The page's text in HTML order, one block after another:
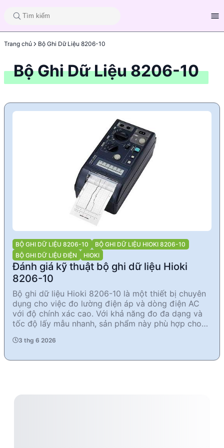
Trang chủ Bộ Ghi Dữ Liệu 8206-10
Bộ Ghi Dữ Liệu 8206-10
BỘ GHI DỮ LIỆU 8206-10
BỘ GHI DỮ LIỆU HIOKI 8206-10
BỘ GHI DỮ LIỆU ĐIỆN
HIOKI
Đánh giá kỹ thuật bộ ghi dữ liệu Hioki
8206-10
Bộ ghi dữ liệu Hioki 8206-10 là một thiết bị chuyên
dụng cho việc đo lường điện áp và dòng điện AC
với độ chính xác cao. Với khả năng đo đa dạng và
tốc độ lấy mẫu nhanh, sản phẩm này phù hợp cho
công nghiệp cần giám sát và phân tích dữ liệu điện.
sử dụng trong nhiều môi trường khác nhau.
3 thg 6 2026